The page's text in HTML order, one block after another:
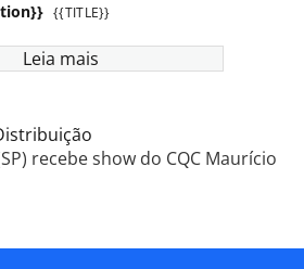
{{TITLE}}
Leia mais
recebe show do CQC Maurício